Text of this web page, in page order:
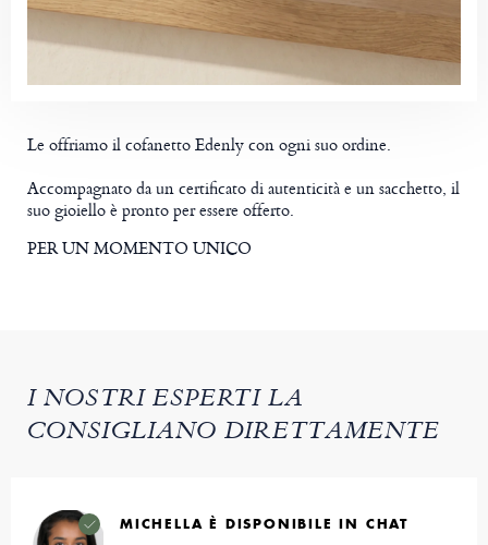
Le offriamo il cofanetto Edenly con ogni suo ordine.
Accompagnato da un certificato di autenticità e un sacchetto, il
suo gioiello è pronto per essere offerto.
PER UN MOMENTO UNICO
I NOSTRI ESPERTI LA
CONSIGLIANO DIRETTAMENTE
MICHELLA È DISPONIBILE IN CHAT